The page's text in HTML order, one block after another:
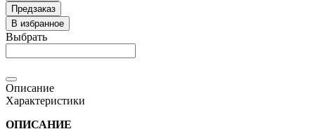
Предзаказ
В избранное
Выбрать
Описание
Характеристики
ОПИСАНИЕ